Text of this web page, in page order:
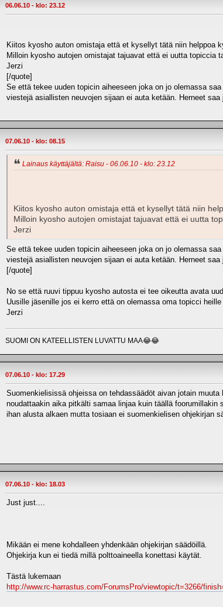
06.06.10 - klo: 23.12
Kiitos kyosho auton omistaja että et kysellyt tätä niin helppoa
Milloin kyosho autojen omistajat tajuavat että ei uutta topiccia
Jerzi
[/quote]
Se että tekee uuden topicin aiheeseen joka on jo olemassa
viestejä asiallisten neuvojen sijaan ei auta ketään. Herneet
07.06.10 - klo: 08.15
Lainaus käyttäjältä: Raisu - 06.06.10 - klo: 23.12
Kiitos kyosho auton omistaja että et kysellyt tätä niin
Milloin kyosho autojen omistajat tajuavat että ei uutta
Jerzi
Se että tekee uuden topicin aiheeseen joka on jo olemassa
viestejä asiallisten neuvojen sijaan ei auta ketään. Herneet
[/quote]
No se että ruuvi tippuu kyosho autosta ei tee oikeutta avata
Uusille jäsenille jos ei kerro että on olemassa oma topicci
Jerzi
SUOMI ON KATEELLISTEN LUVATTU MAA😂😂
07.06.10 - klo: 17.29
Suomenkielisissä ohjeissa on tehdassäädöt aivan jotain
noudattaakin aika pitkälti samaa linjaa kuin täällä
ihan alusta alkaen mutta tosiaan ei suomenkielisen ohjekirjan
07.06.10 - klo: 18.03
Just just....
Mikään ei mene kohdalleen yhdenkään ohjekirjan säädöillä.
Ohjekirja kun ei tiedä millä polttoaineella konettasi käytät.
Tästä lukemaan
http://www.rc-harrastus.com/ForumsPro/viewtopic/t=3266/